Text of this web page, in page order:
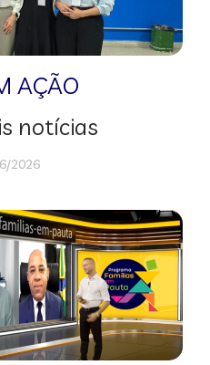
AÇÃO
notícias
2026